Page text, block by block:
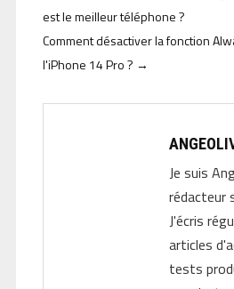
est le meilleur téléphone ?
Comment désactiver la fonction
l'iPhone 14 Pro ? →
Je suis
rédacteur
J'écris
articles
tests